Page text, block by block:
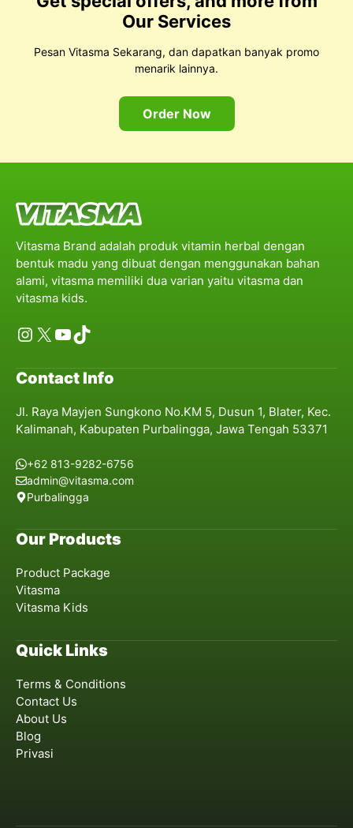
Our Services
Pesan Vitasma Sekarang, dan dapatkan banyak promo
menarik lainnya.
Order Now
Vitasma Brand adalah produk vitamin herbal dengan
bentuk madu yang dibuat dengan menggunakan bahan
alami, vitasma memiliki dua varian yaitu vitasma dan
vitasma kids.
Instagram
X YouTube
TikTok
Contact Info
Jl. Raya Mayjen Sungkono No.KM 5, Dusun 1, Blater, Kec.
Kalimanah, Kabupaten Purbalingga, Jawa Tengah 53371
+62 813-9282-6756
admin@vitasma.com
Purbalingga
Our Products
Product Package
Vitasma
Vitasma Kids
Quick Links
Terms & Conditions
Contact Us
About Us
Blog
Privasi